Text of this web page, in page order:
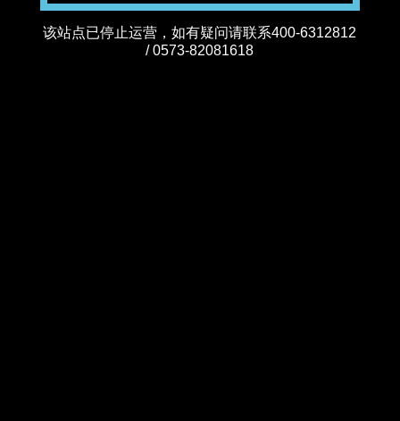
该站点已停止运营，如有疑问请联系400-6312812
/ 0573-82081618